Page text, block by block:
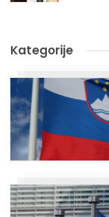
Kategorije